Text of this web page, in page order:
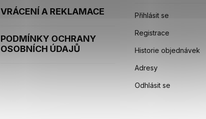
VRÁCENÍ A REKLAMACE
PODMÍNKY OCHRANY
OSOBNÍCH ÚDAJŮ
Přihlásit se
Registrace
Historie objednávek
Adresy
Odhlásit se